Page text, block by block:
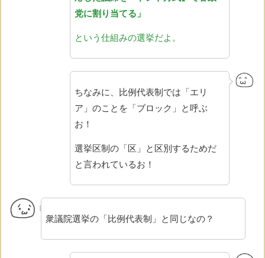
党に割り当てる」
という仕組みの選挙だよ。
ちなみに、比例代表制では「エリ
ア」のことを「ブロック」と呼ぶ
お！
選挙区制の「区」と区別するためだ
と言われているお！
衆議院選挙の「比例代表制」と同じなの？